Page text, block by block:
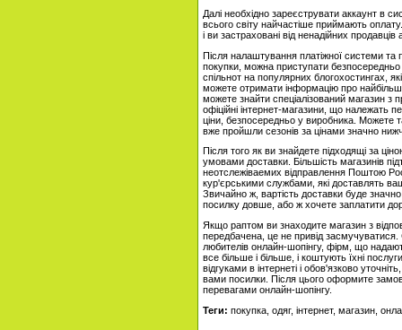
Далі необхідно зареєструвати аккаунт в
всього світу найчастіше приймають
і ви застраховані від ненадійних
Після налаштування платіжної системи
покупки, можна приступати безпосередньо
спільнот на популярних блогохостингах,
можете отримати інформацію про
можете знайти спеціалізований магазин
офіційні інтернет-магазини, що належать
ціни, безпосередньо у виробника. Можете
вже пройшли сезонів за цінами значно
Після того як ви знайдете підходящі за
умовами доставки. Більшість магазинів
неотслежіваемих відправлення Поштою
кур'єрськими службами, які доставлять
Звичайно ж, вартість доставки буде
посилку довше, або ж хочете заплатити
Якщо раптом ви знаходите магазин з
передбачена, це не привід
любителів онлайн-шопінгу, фірм, що
все більше і більше, і коштують їхні
відгуками в інтернеті і обов'язково
вами посилки. Після цього оформите
перевагами онлайн-шопінгу.
Теги: покупка, одяг, інтернет, магазин,